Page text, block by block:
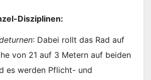
Disziplinen:
: Dabei rollt das Rad auf
von 21 auf 3 Metern auf beiden
es werden Pflicht- und